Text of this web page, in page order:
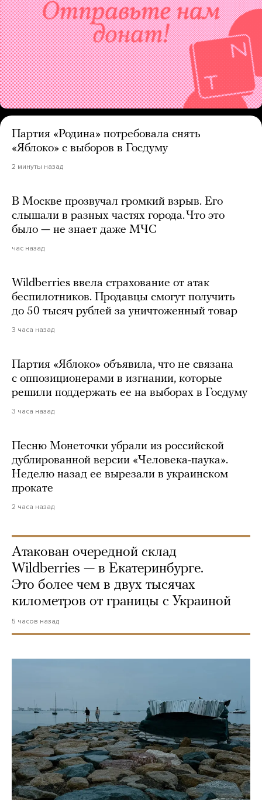
Партия «Родина» потребовала снять
«Яблоко» с выборов в Госдуму
2 минуты назад
В Москве прозвучал громкий взрыв. Его
слышали в разных частях города. Что это
было — не знает даже МЧС
час назад
Wildberries ввела страхование от атак
беспилотников. Продавцы смогут получить
до 50 тысяч рублей за уничтоженный товар
3 часа назад
Партия «Яблоко» объявила, что не связана
с оппозиционерами в изгнании, которые
решили поддержать ее на выборах в Госдуму
3 часа назад
Песню Монеточки убрали из российской
дублированной версии «Человека-паука».
Неделю назад ее вырезали в украинском
прокате
2 часа назад
Атакован очередной склад
Wildberries — в Екатеринбурге.
Это более чем в двух тысячах
километров от границы с Украиной
5 часов назад